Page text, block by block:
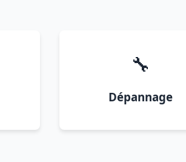
🔧
Dépannage